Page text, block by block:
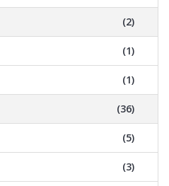
(2)
(1)
(1)
(36)
(5)
(3)